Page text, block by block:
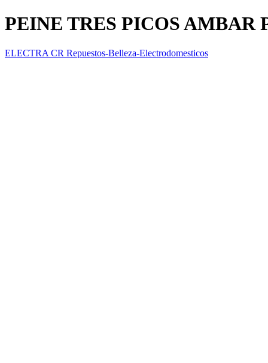
PEINE TRES PICOS AMBAR
ELECTRA CR Repuestos-Belleza-Electrodomesticos